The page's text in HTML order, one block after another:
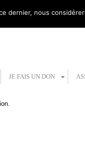
JE FAIS UN DON
dernier, nous